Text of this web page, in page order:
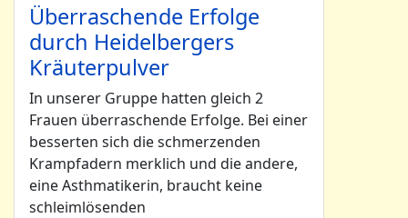
Überraschende Erfolge
durch Heidelbergers
Kräuterpulver
In unserer Gruppe hatten gleich 2
Frauen überraschende Erfolge. Bei einer
besserten sich die schmerzenden
Krampfadern merklich und die andere,
eine Asthmatikerin, braucht keine
schleimlösenden